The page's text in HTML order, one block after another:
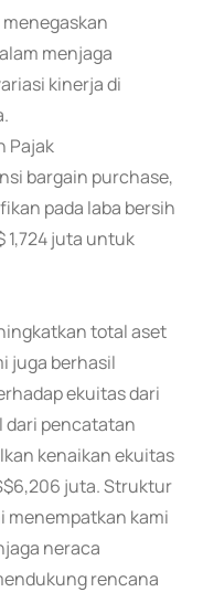
menjaga
kinerja di
Pajak
bargain purchase,
pada laba bersih
1,724 juta untuk
total aset
juga berhasil
ekuitas dari
dari pencatatan
kenaikan ekuitas
juta. Struktur
menempatkan kami
neraca
rencana